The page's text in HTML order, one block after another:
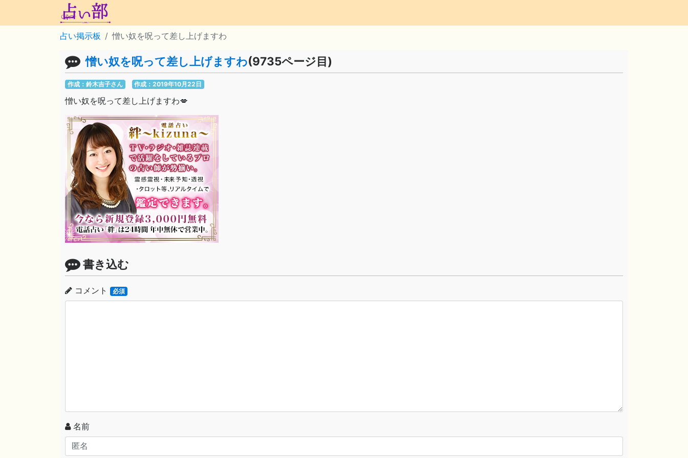
占い掲示板 憎い奴を呪って差し上げますわ
憎い奴を呪って差し上げますわ(9735ページ目)
作成：鈴木吉子さん 作成：2019年10月22日
憎い奴を呪って差し上げますわ💋
書き込む
コメント 必須
名前